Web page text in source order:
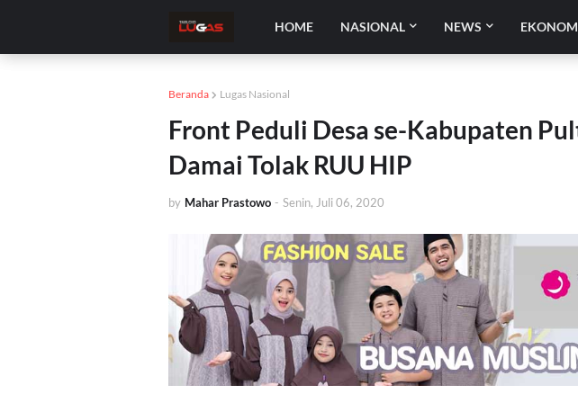
HOME NASIONAL NEWS
Beranda Lugas Nasional
Front Peduli Desa se-Kabupaten
Damai Tolak RUU HIP
by Mahar Prastowo - Senin, Juli 06, 2020